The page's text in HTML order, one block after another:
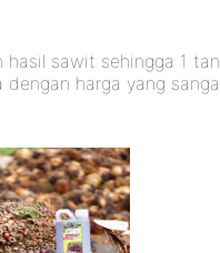
hasil sawit sehingga 1 tan
dengan harga yang